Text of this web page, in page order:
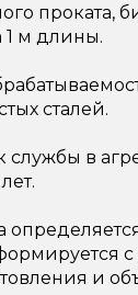
проката,
1 м длины.
сталей.
службы в
и